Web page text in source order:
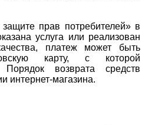
прав потребителей» в
услуга или реализован
платеж может быть
карту, с которой
Порядок возврата средств
интернет-магазина.